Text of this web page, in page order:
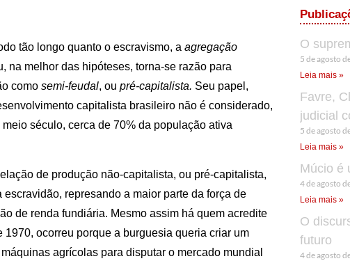
tão longo quanto o escravismo, a agregação
na melhor das hipóteses, torna-se razão para
como semi-feudal, ou pré-capitalista. Seu papel,
capitalista brasileiro não é considerado,
século, cerca de 70% da população ativa
de produção não-capitalista, ou pré-capitalista,
represando a maior parte da força de
de renda fundiária. Mesmo assim há quem acredite
ocorreu porque a burguesia queria criar um
agrícolas para disputar o mercado mundial
O
5 de agosto
Leia mais »
Favre,
judicial
5 de agosto
Leia mais »
Múcio é
4 de agosto
Leia mais »
O
futuro
4 de agosto